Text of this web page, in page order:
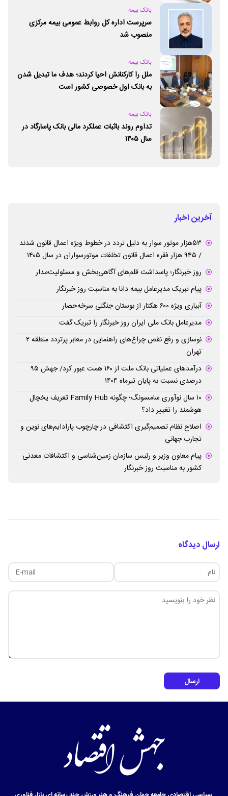
بانک بیمه
سرپرست اداره کل روابط عمومی بیمه مرکزی
منصوب شد
بانک بیمه
ملل را کارکنانش احیا کردند؛ هدف ما تبدیل شدن
به بانک اول خصوصی کشور است
بانک بیمه
تداوم روند باثبات عملکرد مالی بانک پاسارگاد در
سال ۱۴۰۵
آخرین اخبار
۵۳هزار موتور سوار به دلیل تردد در خطوط ویژه اعمال قانون شدند
/ ۹۴۵ هزار فقره اعمال قانون تخلفات موتورسواران در سال ۱۴۰۵
روز خبرنگار؛ پاسداشت قلم‌های آگاهی‌بخش و مسئولیت‌مدار
پیام ‌تبریک‌ مدیرعامل بیمه دانا به مناسبت روز خبرنگار
آبیاری ویژه ۶۰۰ هکتار از بوستان جنگلی سرخه‌حصار
مدیرعامل بانک ملی ایران روز خبرنگار را تبریک گفت
نوسازی و رفع نقص چراغ‌های راهنمایی در معابر پرتردد منطقه ۲
تهران
درآمدهای عملیاتی بانک ملت از ۱۶۰ همت عبور کرد/ جهش ۹۵
درصدی نسبت به پایان تیرماه ۱۴۰۴
۱۰ سال نوآوری سامسونگ؛ چگونه Family Hub تعریف یخچال
هوشمند را تغییر داد؟
اصلاح نظام تصمیم‌گیری اکتشافی در چارچوب پارادایم‌های نوین و
تجارب جهانی
پیام معاون وزیر و رئیس سازمان زمین‌شناسی و اکتشافات معدنی
کشور به مناسبت روز خبرنگار
ارسال دیدگاه
ارسال